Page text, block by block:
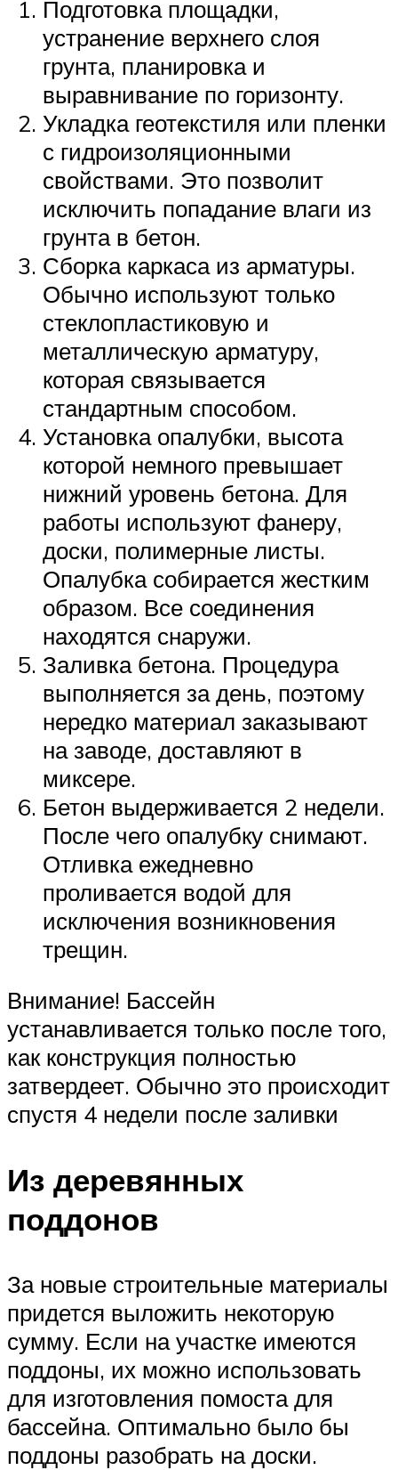
Подготовка площадки,
устранение верхнего слоя
грунта, планировка и
выравнивание по горизонту.
Укладка геотекстиля или пленки
с гидроизоляционными
свойствами. Это позволит
исключить попадание влаги из
грунта в бетон.
Сборка каркаса из арматуры.
Обычно используют только
стеклопластиковую и
металлическую арматуру,
которая связывается
стандартным способом.
Установка опалубки, высота
которой немного превышает
нижний уровень бетона. Для
работы используют фанеру,
доски, полимерные листы.
Опалубка собирается жестким
образом. Все соединения
находятся снаружи.
Заливка бетона. Процедура
выполняется за день, поэтому
нередко материал заказывают
на заводе, доставляют в
миксере.
Бетон выдерживается 2 недели.
После чего опалубку снимают.
Отливка ежедневно
проливается водой для
исключения возникновения
трещин.
Внимание! Бассейн
устанавливается только после того,
как конструкция полностью
затвердеет. Обычно это происходит
спустя 4 недели после заливки
Из деревянных
поддонов
За новые строительные материалы
придется выложить некоторую
сумму. Если на участке имеются
поддоны, их можно использовать
для изготовления помоста для
бассейна. Оптимально было бы
поддоны разобрать на доски.